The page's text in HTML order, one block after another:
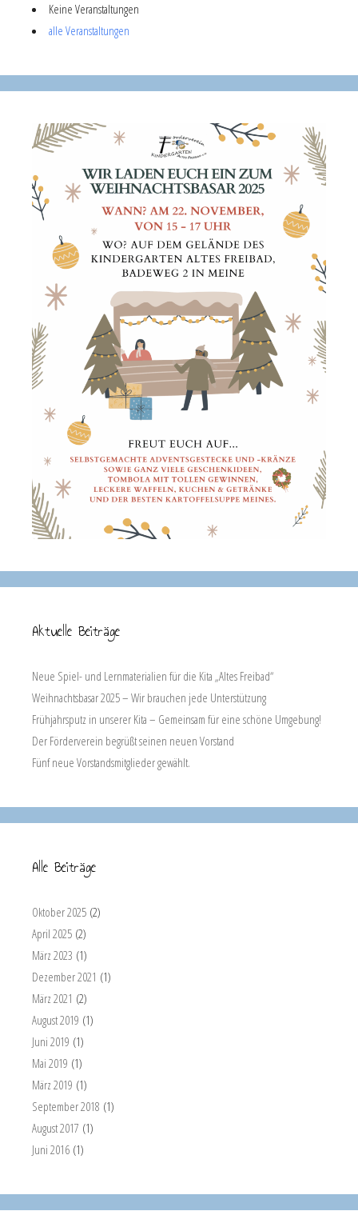
Keine Veranstaltungen
alle Veranstaltungen
Aktuelle Beiträge
Neue Spiel- und Lernmaterialien für die Kita „Altes Freibad“
Weihnachtsbasar 2025 – Wir brauchen jede Unterstützung
Frühjahrsputz in unserer Kita – Gemeinsam für eine schöne Umgebung!
Der Förderverein begrüßt seinen neuen Vorstand
Fünf neue Vorstandsmitglieder gewählt.
Alle Beiträge
Oktober 2025 (2)
April 2025 (2)
März 2023 (1)
Dezember 2021 (1)
März 2021 (2)
August 2019 (1)
Juni 2019 (1)
Mai 2019 (1)
März 2019 (1)
September 2018 (1)
August 2017 (1)
Juni 2016 (1)